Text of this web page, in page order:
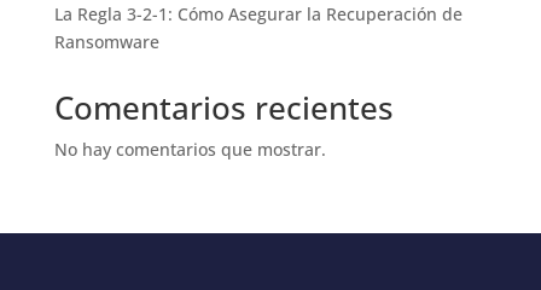
La Regla 3-2-1: Cómo Asegurar la Recuperación de
Ransomware
Comentarios recientes
No hay comentarios que mostrar.